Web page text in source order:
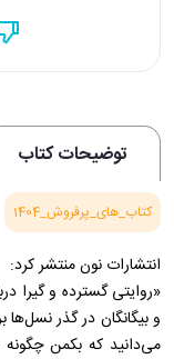
توضیحات کتاب
کتاب_های_پرفروش_1404
انتشارات نون منتشر کرد:
«روایتی گسترده و گیرا
و بیگانگان در گذر نسل‌ها
می‌دانید که بکمن